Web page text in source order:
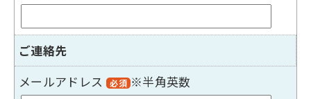
ご連絡先
メールアドレス
必須 ※半角英数